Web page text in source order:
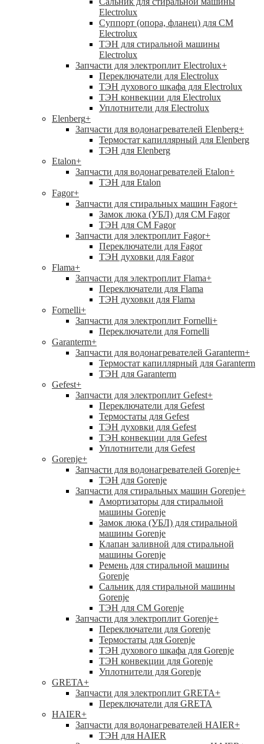
Electrolux
Суппорт (опора, фланец) для СМ
Electrolux
ТЭН для стиральной машины
Electrolux
Запчасти для электроплит Electrolux+
Переключатели для Electrolux
ТЭН духового шкафа для Electrolux
ТЭН конвекции для Electrolux
Уплотнители для Electrolux
Elenberg+
Запчасти для водонагревателей Elenberg+
Термостат капиллярный для Elenberg
ТЭН для Elenberg
Etalon+
Запчасти для водонагревателей Etalon+
ТЭН для Etalon
Fagor+
Запчасти для стиральных машин Fagor+
Замок люка (УБЛ) для СМ Fagor
ТЭН для СМ Fagor
Запчасти для электроплит Fagor+
Переключатели для Fagor
ТЭН духовки для Fagor
Flama+
Запчасти для электроплит Flama+
Переключатели для Flama
ТЭН духовки для Flama
Fornelli+
Запчасти для электроплит Fornelli+
Переключатели для Fornelli
Garanterm+
Запчасти для водонагревателей Garanterm+
Термостат капиллярный для Garanterm
ТЭН для Garanterm
Gefest+
Запчасти для электроплит Gefest+
Переключатели для Gefest
Термостаты для Gefest
ТЭН духовки для Gefest
ТЭН конвекции для Gefest
Уплотнители для Gefest
Gorenje+
Запчасти для водонагревателей Gorenje+
ТЭН для Gorenje
Запчасти для стиральных машин Gorenje+
Амортизаторы для стиральной
машины Gorenje
Замок люка (УБЛ) для стиральной
машины Gorenje
Клапан заливной для стиральной
машины Gorenje
Ремень для стиральной машины
Gorenje
Сальник для стиральной машины
Gorenje
ТЭН для СМ Gorenje
Запчасти для электроплит Gorenje+
Переключатели для Gorenje
Термостаты для Gorenje
ТЭН духового шкафа для Gorenje
ТЭН конвекции для Gorenje
Уплотнители для Gorenje
GRETA+
Запчасти для электроплит GRETA+
Переключатели для GRETA
HAIER+
Запчасти для водонагревателей HAIER+
ТЭН для HAIER